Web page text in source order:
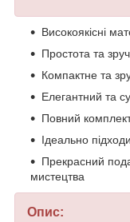
Високоякісні
Простота та
Компактне та
Елегантний та
Повний
Ідеально
Прекрасний
мистецтва
Опис: